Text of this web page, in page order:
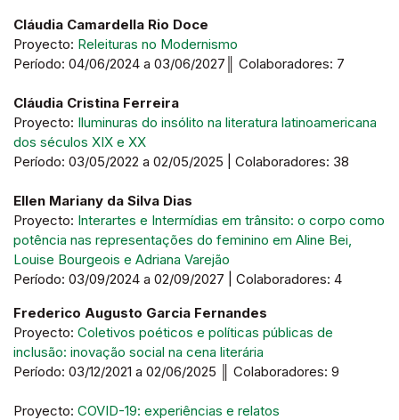
Cláudia Camardella Rio Doce
Proyecto: Releituras no Modernismo
Período: 04/06/2024 a 03/06/2027║ Colaboradores: 7
Cláudia Cristina Ferreira
Proyecto: Iluminuras do insólito na literatura latinoamericana
dos séculos XIX e XX
Período: 03/05/2022 a 02/05/2025 | Colaboradores: 38
Ellen Mariany da Silva Dias
Proyecto: Interartes e Intermídias em trânsito: o corpo como
potência nas representações do feminino em Aline Bei,
Louise Bourgeois e Adriana Varejão
Período: 03/09/2024 a 02/09/2027 | Colaboradores: 4
Frederico Augusto Garcia Fernandes
Proyecto: Coletivos poéticos e políticas públicas de
inclusão: inovação social na cena literária
Período: 03/12/2021 a 02/06/2025 ║ Colaboradores: 9
Proyecto: COVID-19: experiências e relatos